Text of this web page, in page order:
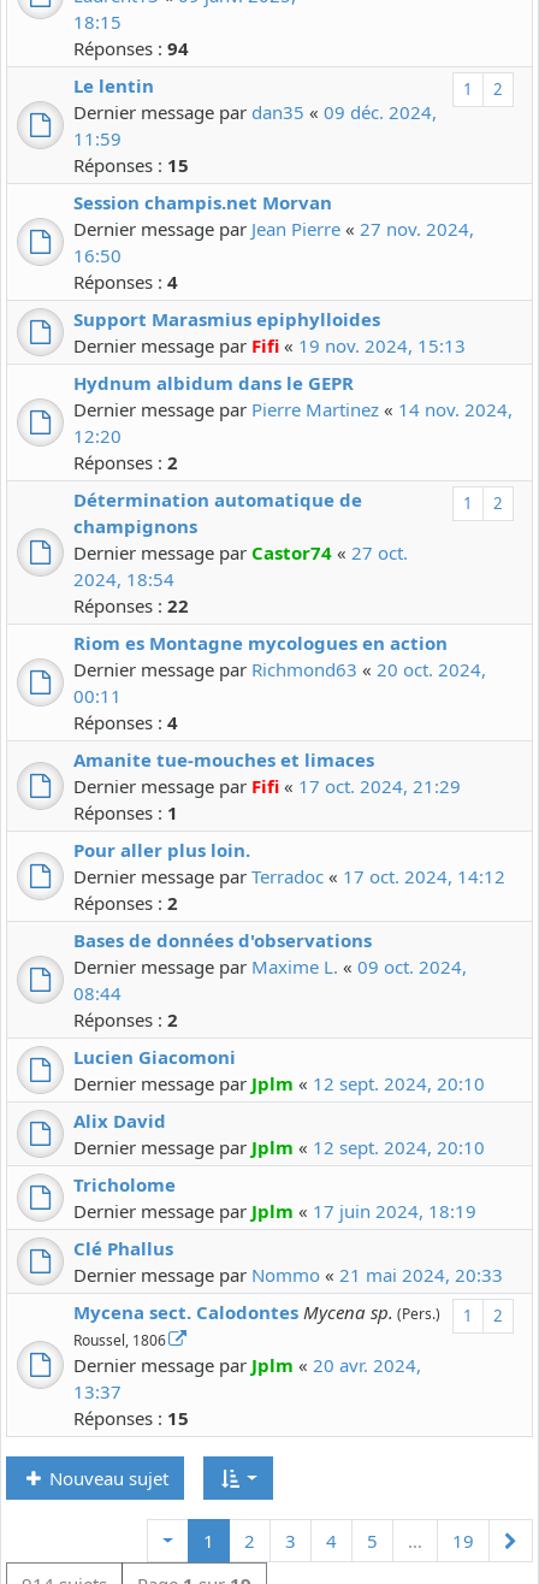
18:15
Réponses : 94
1 2
Le lentin
Dernier message par dan35 « 09 déc. 2024,
11:59
Réponses : 15
Session champis.net Morvan
Dernier message par Jean Pierre « 27 nov. 2024,
16:50
Réponses : 4
Support Marasmius epiphylloides
Dernier message par Fifi « 19 nov. 2024, 15:13
Hydnum albidum dans le GEPR
Dernier message par Pierre Martinez « 14 nov. 2024,
12:20
Réponses : 2
1 2
Détermination automatique de
champignons
Dernier message par Castor74 « 27 oct.
2024, 18:54
Réponses : 22
Riom es Montagne mycologues en action
Dernier message par Richmond63 « 20 oct. 2024,
00:11
Réponses : 4
Amanite tue-mouches et limaces
Dernier message par Fifi « 17 oct. 2024, 21:29
Réponses : 1
Pour aller plus loin.
Dernier message par Terradoc « 17 oct. 2024, 14:12
Réponses : 2
Bases de données d'observations
Dernier message par Maxime L. « 09 oct. 2024,
08:44
Réponses : 2
Lucien Giacomoni
Dernier message par Jplm « 12 sept. 2024, 20:10
Alix David
Dernier message par Jplm « 12 sept. 2024, 20:10
Tricholome
Dernier message par Jplm « 17 juin 2024, 18:19
Clé Phallus
Dernier message par Nommo « 21 mai 2024, 20:33
1 2
Mycena sect. Calodontes Mycena sp. (Pers.)
Roussel, 1806
Dernier message par Jplm « 20 avr. 2024,
13:37
Réponses : 15
Nouveau sujet
1 2 3 4 5 … 19